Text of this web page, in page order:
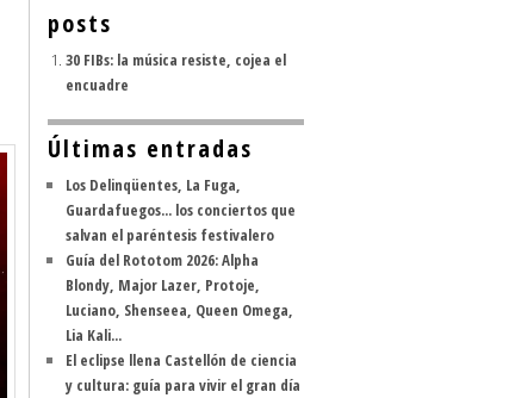
posts
30 FIBs: la música resiste, cojea el
encuadre
Últimas entradas
Los Delinqüentes, La Fuga,
Guardafuegos... los conciertos que
salvan el paréntesis festivalero
Guía del Rototom 2026: Alpha
Blondy, Major Lazer, Protoje,
Luciano, Shenseea, Queen Omega,
Lia Kali...
El eclipse llena Castellón de ciencia
y cultura: guía para vivir el gran día